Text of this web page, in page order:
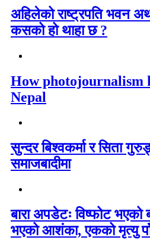
अहिलेको राष्ट्रपति भवन
कसको हो थाहा छ ?
How photojournalism
Nepal
सुन्दर बिश्वकर्मा र सिता
समाजबादीमा
बारा अपडेटः विष्फोट भएको
भएको आशंका, एकको मृत्यु